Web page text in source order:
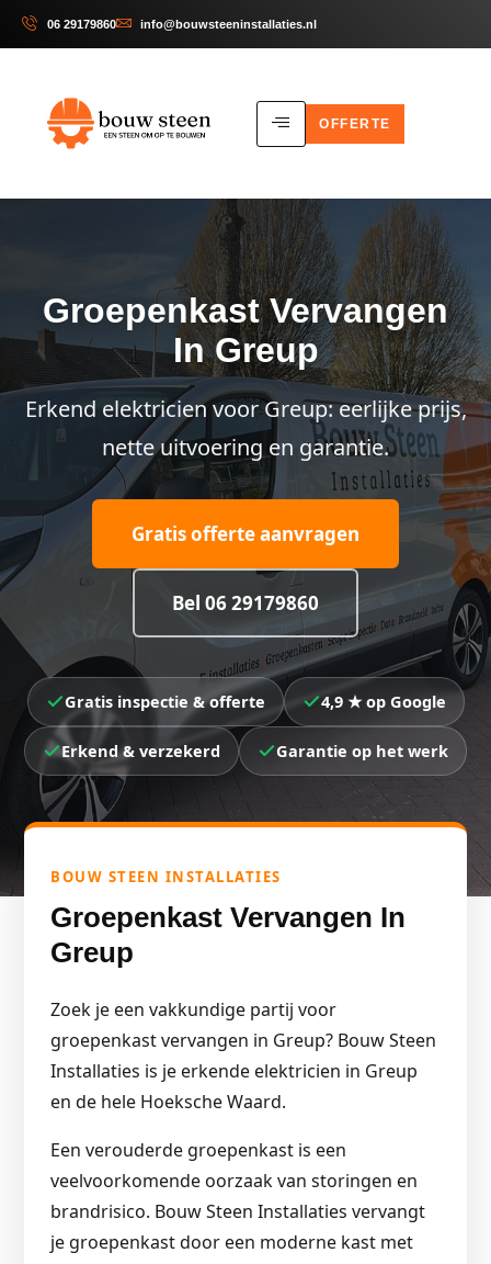
06 29179860 info@bouwsteeninstallaties.nl
OFFERTE
Groepenkast Vervangen
In Greup
Erkend elektricien voor Greup: eerlijke prijs,
nette uitvoering en garantie.
Gratis offerte aanvragen
Bel 06 29179860
Gratis inspectie & offerte 4,9 ★ op Google
Erkend & verzekerd Garantie op het werk
BOUW STEEN INSTALLATIES
Groepenkast Vervangen In
Greup
Zoek je een vakkundige partij voor
groepenkast vervangen in Greup? Bouw Steen
Installaties is je erkende elektricien in Greup
en de hele Hoeksche Waard.
Een verouderde groepenkast is een
veelvoorkomende oorzaak van storingen en
brandrisico. Bouw Steen Installaties vervangt
je groepenkast door een moderne kast met